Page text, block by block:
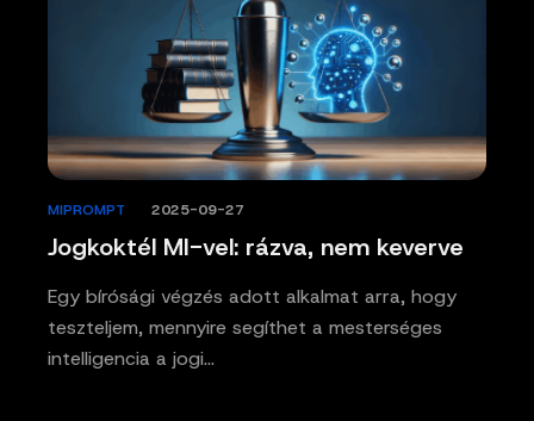
Jogkoktél MI-vel: rázva, nem keverve
MIPROMPT 2025-09-27
Egy bírósági végzés adott alkalmat arra, hogy
teszteljem, mennyire segíthet a mesterséges
intelligencia a jogi…